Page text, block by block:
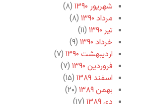
شهریور ۱۳۹۰
(۸)
مرداد ۱۳۹۰
(۸)
تیر ۱۳۹۰
(۱۱)
خرداد ۱۳۹۰
(۹)
اردیبهشت ۱۳۹۰
(۷)
فروردین ۱۳۹۰
(۷)
اسفند ۱۳۸۹
(۱۵)
بهمن ۱۳۸۹
(۲۰)